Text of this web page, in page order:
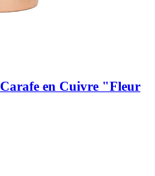
Carafe en Cuivre "Fleur